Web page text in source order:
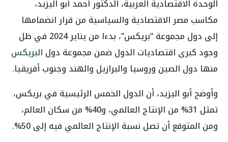
الوحدة الاقتصادية العربية، الدكتور أحمد أبو اليزيد،
مكاسب مصر الاقتصادية والسياسية من قرار انضمامها
إلى دول مجموعة “بريكس”، بدءا من يناير 2024 في ظل
وجود كبرى اقتصاديات الدول ضمن مجموعة دول البريكس
منها دول الصين وروسيا والبرازيل والهند وجنوب أفريقيا.
وأوضح أبو اليزيد، أن الدول الخمس الرئيسية في بريكس،
تمثل 31% من الإنتاج العالمي، و40% من سكان العالم،
ومن المتوقع أن تصل نسبة الإنتاج العالمي فيه إلى 50%.